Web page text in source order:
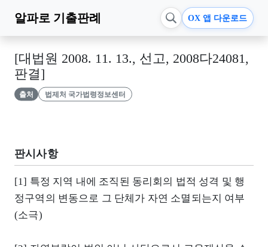
알파로 기출판례 OX 앱 다운로드
[대법원 2008. 11. 13., 선고, 2008다24081,
판결]
출처 법제처 국가법령정보센터
판시사항
[1] 특정 지역 내에 조직된 동리회의 법적 성격 및 행
정구역의 변동으로 그 단체가 자연 소멸되는지 여부
(소극)